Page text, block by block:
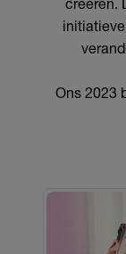
Ons 2023